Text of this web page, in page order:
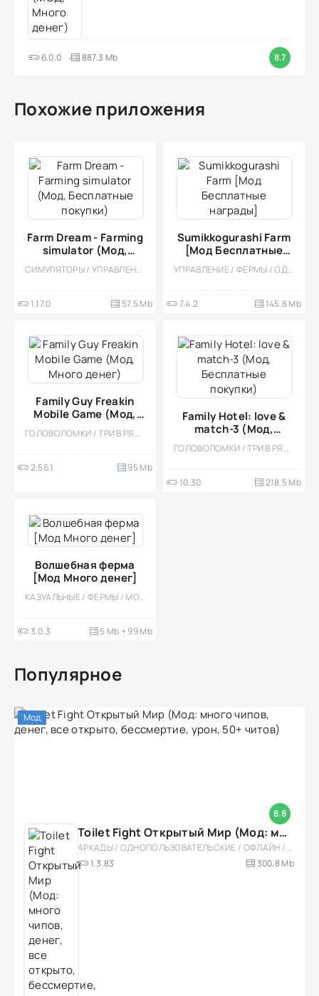
6.0.0 887.3 Mb 8.7
Похожие приложения
Farm Dream - Farming
simulator (Мод,
Бесплатные покупки)СИМУЛЯТОРЫ / УПРАВЛЕНИЕ / ФЕРМЫ / КАЗУАЛЬНЫЕ / ОДНОПОЛЬЗОВАТЕЛЬСКИЕ / СТИЛИЗАЦИЯ / ОФЛАЙН / МОД / ИЗОМЕТРИЯ / МАЛЕНЬКАЯ
1.17.0 57.5 Mb
Sumikkogurashi Farm
[Мод Бесплатные
награды]
УПРАВЛЕНИЕ / ФЕРМЫ / ОДНОПОЛЬЗОВАТЕЛЬСКИЕ / СТИЛИЗАЦИЯ / ПО МУЛЬТФИЛЬМАМ / ДЛЯ ВСЕЙ СЕМЬИ / МОД / МИЛАЯ / ДЛЯ ДЕТЕЙ
7.4.2 145.8 Mb
Family Guy Freakin
Mobile Game (Мод,
Много денег)
ГОЛОВОЛОМКИ / ТРИ В РЯД / КАЗУАЛЬНЫЕ / ОДНОПОЛЬЗОВАТЕЛЬСКИЕ / СТИЛИЗАЦИЯ / ПО МУЛЬТФИЛЬМАМ / ОФЛАЙН / МОД
2.56.1 95 Mb
Family Hotel: love &
match-3 (Мод,
Бесплатные покупки)ГОЛОВОЛОМКИ / ТРИ В РЯД / ПРИКЛЮЧЕНИЕ / КАЗУАЛЬНЫЕ / ОДНОПОЛЬЗОВАТЕЛЬСКИЕ / СТИЛИЗАЦИЯ / ОФЛАЙН / МОД / ВСТРОЕННЫЙ КЕШ
10.30 218.5 Mb
Волшебная ферма
[Мод Много денег]
КАЗУАЛЬНЫЕ / ФЕРМЫ / МОД / СИМУЛЯТОРЫ / УПРАВЛЕНИЕ / ОДНОПОЛЬЗОВАТЕЛЬСКИЕ / ОФЛАЙН
3.0.3 5 Mb + 99 Mb
Популярное
8.8
Мод
Toilet Fight Открытый Мир (Мод: много чипов, денег, все открыто, бессмертие, урон, 50+ читов)
АРКАДЫ / ОДНОПОЛЬЗОВАТЕЛЬСКИЕ / ОФЛАЙН / МОД / РОЛЕВЫЕ / ШУТЕРЫ / ОТКРЫТЫЙ МИР / ВСТРОЕННЫЙ КЕШ / 3D / ЭКШЕНЫ / ТУАЛЕТНЫЕ ВОЙНЫ / ДЛЯ ДЕТЕЙ
1.3.83
300,8 Mb